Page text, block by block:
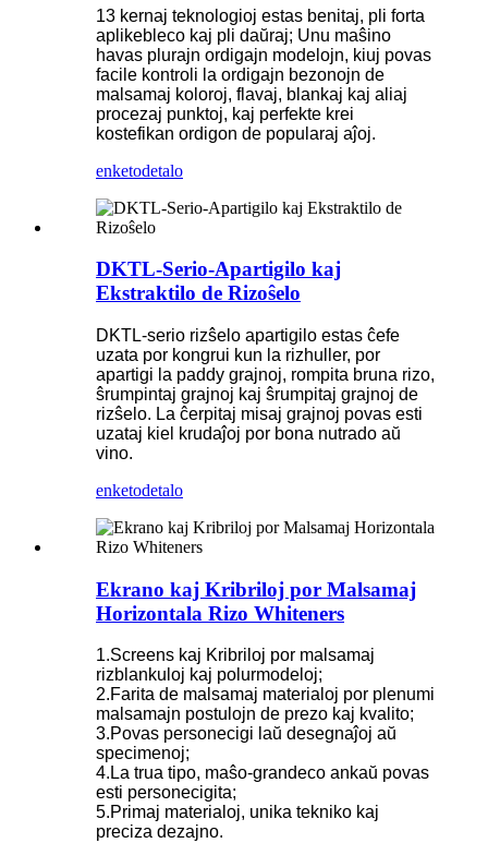
13 kernaj teknologioj estas benitaj, pli forta
aplikebleco kaj pli daŭraj; Unu maŝino
havas plurajn ordigajn modelojn, kiuj povas
facile kontroli la ordigajn bezonojn de
malsamaj koloroj, flavaj, blankaj kaj aliaj
procezaj punktoj, kaj perfekte krei
kostefikan ordigon de popularaj aĵoj.
enketodetalo
DKTL-Serio-Apartigilo kaj
Ekstraktilo de Rizoŝelo
DKTL-serio rizŝelo apartigilo estas ĉefe
uzata por kongrui kun la rizhuller, por
apartigi la paddy grajnoj, rompita bruna rizo,
ŝrumpintaj grajnoj kaj ŝrumpitaj grajnoj de
rizŝelo. La ĉerpitaj misaj grajnoj povas esti
uzataj kiel krudaĵoj por bona nutrado aŭ
vino.
enketodetalo
Ekrano kaj Kribriloj por Malsamaj
Horizontala Rizo Whiteners
1.Screens kaj Kribriloj por malsamaj
rizblankuloj kaj polurmodeloj;
2.Farita de malsamaj materialoj por plenumi
malsamajn postulojn de prezo kaj kvalito;
3.Povas personecigi laŭ desegnaĵoj aŭ
specimenoj;
4.La trua tipo, maŝo-grandeco ankaŭ povas
esti personecigita;
5.Primaj materialoj, unika tekniko kaj
preciza dezajno.